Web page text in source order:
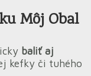
Môj Obal
baliť aj
kefky či tuhého